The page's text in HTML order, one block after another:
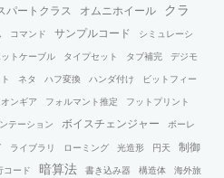
パートクラス オムニホイール クラ
コマンド サンプルコード
シミュレーシ
トケーブル タイプセット タブ補完
デジモ
ネタ ハフ変換 ハンダ付け
ビットフィー
ンギア フォルマント推定
フットプリント
テーション ボイスチェンジャー
ボーレ
ライブラリ ローミング 光造形 円天
制御
コード 暗算法 書き込み器 構造体
海外旅